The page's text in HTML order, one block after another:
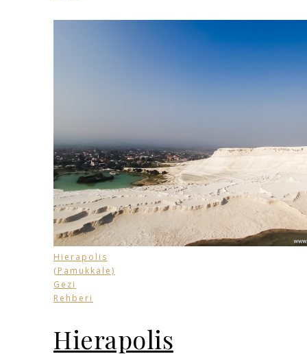
Hierapolis
(Pamukkale)
Gezi
Rehberi
Hierapolis